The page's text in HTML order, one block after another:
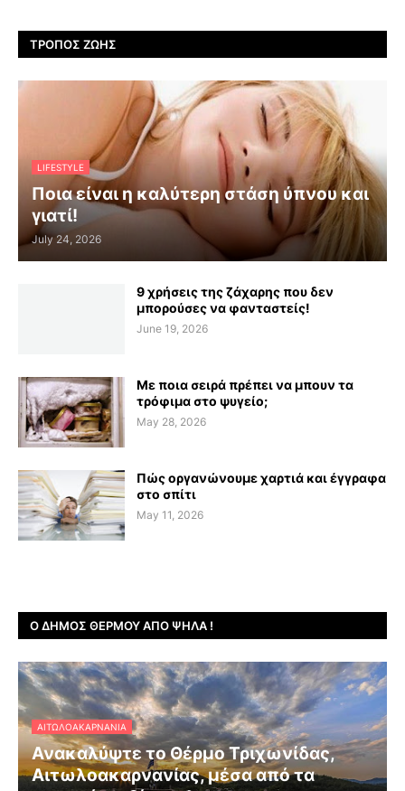
ΤΡΌΠΟΣ ΖΩΉΣ
LIFESTYLE
Ποια είναι η καλύτερη στάση ύπνου και
γιατί!
July 24, 2026
9 χρήσεις της ζάχαρης που δεν
μπορούσες να φανταστείς!
June 19, 2026
Με ποια σειρά πρέπει να μπουν τα
τρόφιμα στο ψυγείο;
May 28, 2026
Πώς οργανώνουμε χαρτιά και έγγραφα
στο σπίτι
May 11, 2026
Ο ΔΉΜΟΣ ΘΈΡΜΟΥ ΑΠΌ ΨΗΛΆ !
ΑΙΤΩΛΟΑΚΑΡΝΑΝΊΑ
Ανακαλύψτε το Θέρμο Τριχωνίδας,
Αιτωλοακαρνανίας, μέσα από τα